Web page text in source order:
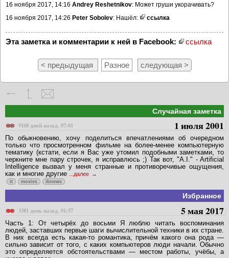
16 ноября 2017, 14:16 Andrey Reshetnikov: Может груши укорачивать?
16 ноября 2017, 14:26 Peter Sobolev: Нашёл: ссылка
Эта заметка и комментарии к ней в Facebook: ссылка
< предыдущая Разное следующая >
Случайная заметка
9168 дней назад, 07:01
1 июля 2001
По обыкновению, хочу поделиться впечатлениями об очередном
только что просмотренном фильме на более-менее компьютерную
тематику (кстати, если я Вас уже утомил подобными заметками, то
черкните мне пару строчек, я исправлюсь ;) Так вот, "A.I." - Artificial
Intelligence вызвал у меня странные и противоречивые ощущения,
как и многие другие
...далее
it movies ibnews
Избранное
3381 день назад, 01:57
5 мая 2017
Часть 1: От четырёх до восьми Я люблю читать воспоминания
людей, заставших первые шаги вычислительной техники в их стране.
В них всегда есть какая-то романтика, причём какого она рода —
сильно зависит от того, с каких компьютеров люди начали. Обычно
это определяется обстоятельствами — местом работы, учёбы, а